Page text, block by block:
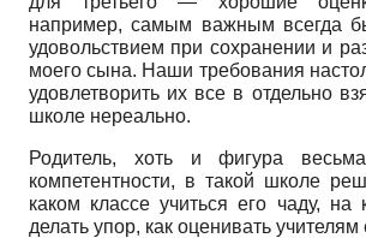
например, самым важным всегда
удовольствием при сохранении и
моего сына. Наши требования
удовлетворить их все в отдельно
школе нереально.
Родитель, хоть и фигура весьма
компетентности, в такой школе
каком классе учиться его чаду, на
делать упор, как оценивать учителям